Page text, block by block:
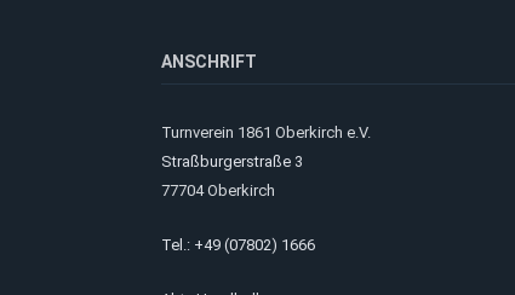
ANSCHRIFT
Turnverein 1861 Oberkirch e.V.
Straßburgerstraße 3
77704 Oberkirch
Tel.: +49 (07802) 1666